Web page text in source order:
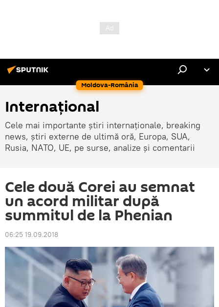
Moldova-România
Internaţional
Cele mai importante știri internaționale, breaking
news, știri externe de ultimă oră, Europa, SUA,
Rusia, NATO, UE, pe surse, analize și comentarii
Cele două Corei au semnat
un acord militar după
summitul de la Phenian
06:25 19.09.2018